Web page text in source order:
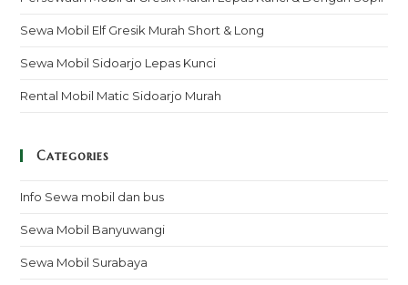
Sewa Mobil Elf Gresik Murah Short & Long
Sewa Mobil Sidoarjo Lepas Kunci
Rental Mobil Matic Sidoarjo Murah
Categories
Info Sewa mobil dan bus
Sewa Mobil Banyuwangi
Sewa Mobil Surabaya